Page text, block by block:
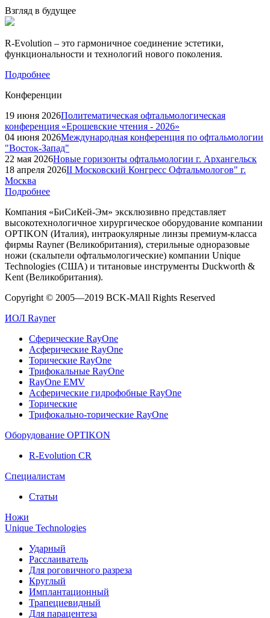
Взгляд в будущее
R-Evolution – это гармоничное соединение эстетики,
функциональности и технологий нового поколения.
Подробнее
Конференции
19 июня 2026Политематическая офтальмологическая
конференция «Ерошевские чтения - 2026»
04 июня 2026Международная конференция по офтальмологии
"Восток-Запад"
22 мая 2026Новые горизонты офтальмологии г. Архангельск
18 апреля 2026II Московский Конгресс Офтальмологов" г.
Москва
Подробнее
Компания «БиСиКей-Эм» эксклюзивно представляет
высокотехнологичное хирургическое оборудование компании
OPTIKON (Италия), интраокулярные линзы премиум-класса
фирмы Rayner (Великобритания), стерильные одноразовые
ножи (скальпели офтальмологичеcкие) компании Unique
Technologies (США) и титановые инструменты Duckworth &
Kent (Великобритания).
Copyright © 2005—2019 BCK-MAll Rights Reserved
ИОЛ Rayner
Сферические RayOne
Асферические RayOne
Торические RayOne
Трифокальные RayOne
RayOne EMV
Асферические гидрофобные RayOne
Торические
Трифокально-торические RayOne
Оборудование OPTIKON
R-Evolution CR
Специалистам
Статьи
Ножи
Unique Technologies
Ударный
Раcслаиватель
Для роговичного разреза
Круглый
Имплантационный
Трапециевидный
Для парацентеза